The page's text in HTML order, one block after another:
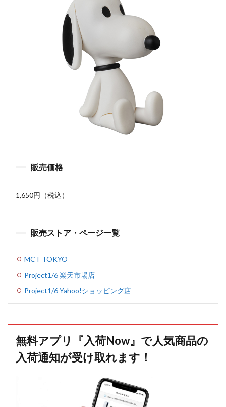
販売価格
1,650円（税込）
販売ストア・ページ一覧
MCT TOKYO
Project1/6 楽天市場店
Project1/6 Yahoo!ショッピング店
無料アプリ『入荷Now』で人気商品の
入荷通知が受け取れます！